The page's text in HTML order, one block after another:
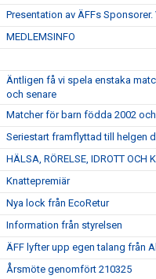
Presentation av ÄFFs
MEDLEMSINFO
Äntligen få vi spela enstaka
och senare
Matcher för barn födda 2002
Seriestart framflyttad till helgen
HÄLSA, RÖRELSE, IDROTT OCH
Knattepremiär
Nya lock från EcoRetur
Information från styrelsen
ÄFF lyfter upp egen talang från
Årsmöte genomfört 210325